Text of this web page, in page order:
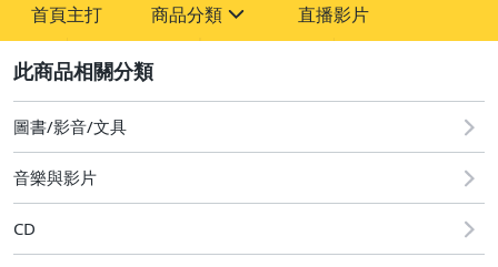
首頁主打 商品分類
其它
直播影片
圖書/影音/文具
音樂與影片
CD